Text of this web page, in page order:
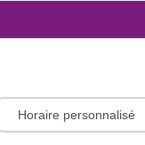
Horaire personnalisé